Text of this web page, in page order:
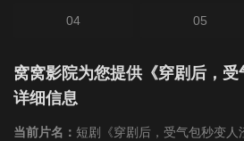
04 05
07 08
窝窝影院为您提供《穿剧后，受
详细信息
当前片名： 短剧《穿剧后，受气包秒变人